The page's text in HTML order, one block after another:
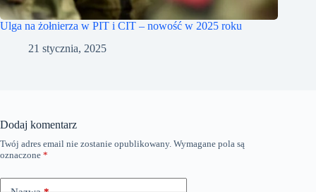
Ulga na żołnierza w PIT i CIT – nowość w 2025 roku
21 stycznia, 2025
Dodaj komentarz
Twój adres email nie zostanie opublikowany. Wymagane pola są
oznaczone *